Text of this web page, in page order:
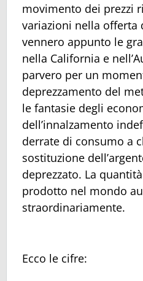
movimento dei prezzi
variazioni nella offerta
vennero appunto le
nella California e
parvero per un
deprezzamento del
le fantasie degli
dell’innalzamento
derrate di consumo a
sostituzione
deprezzato. La
prodotto nel mondo
straordinariamente.
Ecco le cifre: